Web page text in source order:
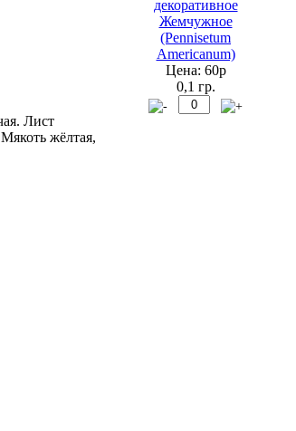
Лист
жёлтая,
декоративное
Жемчужное
(Pennisetum
Americanum)
Цена: 60р
0,1 гр.